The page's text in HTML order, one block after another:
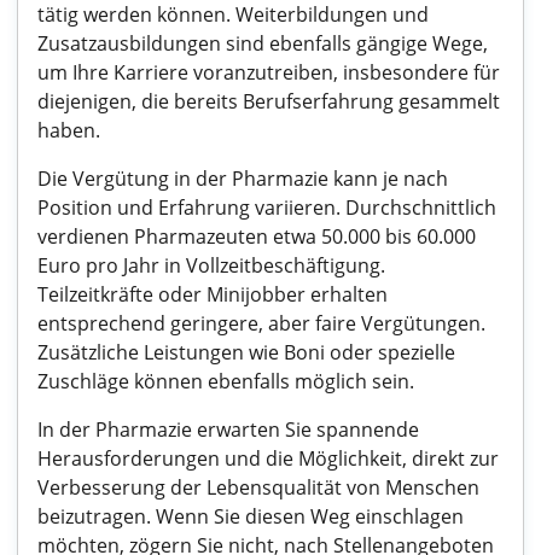
tätig werden können. Weiterbildungen und
Zusatzausbildungen sind ebenfalls gängige Wege,
um Ihre Karriere voranzutreiben, insbesondere für
diejenigen, die bereits Berufserfahrung gesammelt
haben.
Die Vergütung in der Pharmazie kann je nach
Position und Erfahrung variieren. Durchschnittlich
verdienen Pharmazeuten etwa 50.000 bis 60.000
Euro pro Jahr in Vollzeitbeschäftigung.
Teilzeitkräfte oder Minijobber erhalten
entsprechend geringere, aber faire Vergütungen.
Zusätzliche Leistungen wie Boni oder spezielle
Zuschläge können ebenfalls möglich sein.
In der Pharmazie erwarten Sie spannende
Herausforderungen und die Möglichkeit, direkt zur
Verbesserung der Lebensqualität von Menschen
beizutragen. Wenn Sie diesen Weg einschlagen
möchten, zögern Sie nicht, nach Stellenangeboten